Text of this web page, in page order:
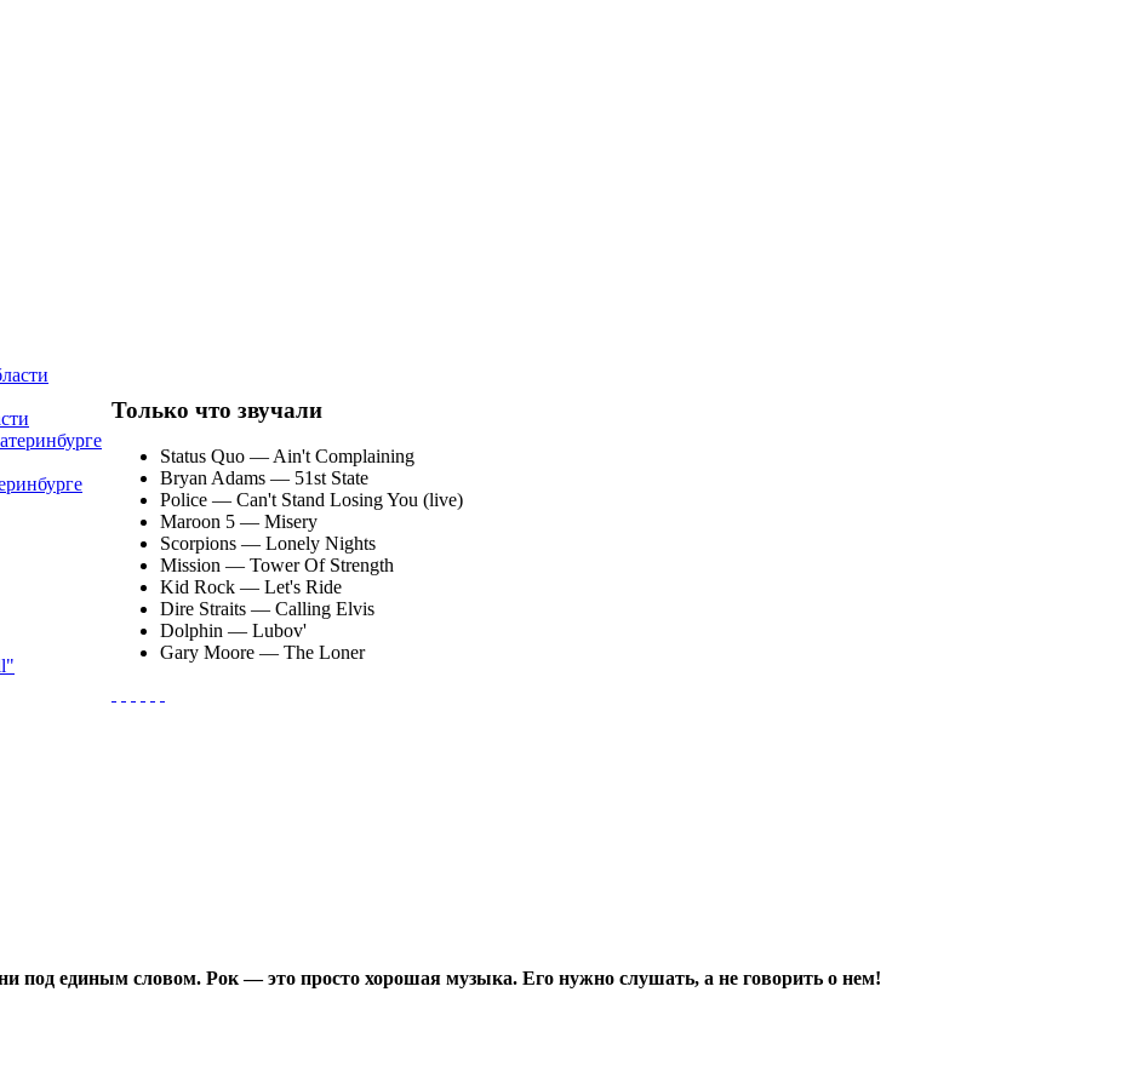
Только что звучали
Status Quo — Ain't Complaining
Bryan Adams — 51st State
Police — Can't Stand Losing You (live)
Maroon 5 — Misery
Scorpions — Lonely Nights
Mission — Tower Of Strength
Kid Rock — Let's Ride
Dire Straits — Calling Elvis
Dolphin — Lubov'
Gary Moore — The Loner
под единым словом. Рок — это просто хорошая музыка. Его нужно слушать, а не говорить о нем!